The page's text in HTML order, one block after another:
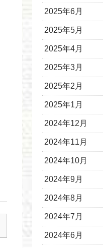
2025年6月
2025年5月
2025年4月
2025年3月
2025年2月
2025年1月
2024年12月
2024年11月
2024年10月
2024年9月
2024年8月
2024年7月
2024年6月